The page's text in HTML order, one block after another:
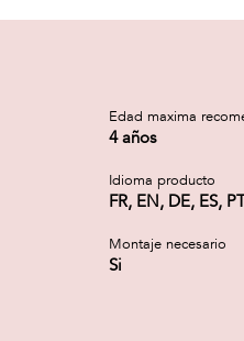
Edad maxima
4 años
Idioma producto
FR, EN, DE, ES,
Montaje necesario
Si